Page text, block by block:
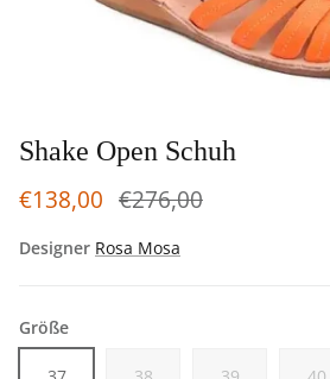
Shake Open Schuh
€138,00 €276,00
Designer Rosa Mosa
Größe